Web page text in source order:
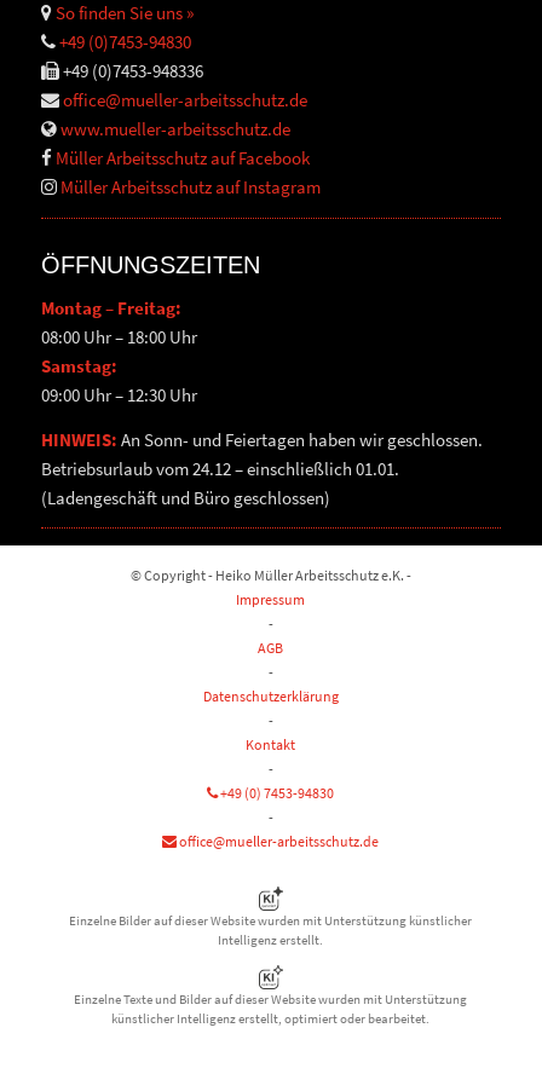
So finden Sie uns »
+49 (0)7453-94830
+49 (0)7453-948336
office@mueller-arbeitsschutz.de
www.mueller-arbeitsschutz.de
Müller Arbeitsschutz auf Facebook
Müller Arbeitsschutz auf Instagram
ÖFFNUNGSZEITEN
Montag – Freitag:
08:00 Uhr – 18:00 Uhr
Samstag:
09:00 Uhr – 12:30 Uhr
HINWEIS: An Sonn- und Feiertagen haben wir geschlossen.
Betriebsurlaub vom 24.12 – einschließlich 01.01.
(Ladengeschäft und Büro geschlossen)
© Copyright - Heiko Müller Arbeitsschutz e.K. -
Impressum
-
AGB
-
Datenschutzerklärung
-
Kontakt
-
+49 (0) 7453-94830
-
office@mueller-arbeitsschutz.de
Einzelne Bilder auf dieser Website wurden mit Unterstützung künstlicher
Intelligenz erstellt.
Einzelne Texte und Bilder auf dieser Website wurden mit Unterstützung
künstlicher Intelligenz erstellt, optimiert oder bearbeitet.